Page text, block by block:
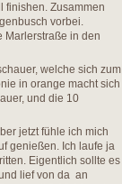
finishen. Zusammen
vorbei.
Marlerstraße in den
welche sich zum
in orange macht sich
und die 10
jetzt fühle ich mich
genießen. Ich laufe ja
Eigentlich sollte es
lief von da an